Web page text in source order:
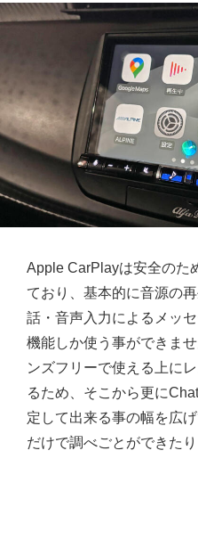
Apple CarPlayは安全のた
ており、基本的に音源の
話・音声入力によるメッ
機能しか使う事ができま
ンズフリーで使える上に
るため、そこから更に
定して出来る事の幅を広
だけで調べごとができた